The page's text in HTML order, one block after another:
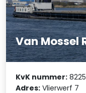
Van Mossel
KvK nummer:
Adres: Vlierwerf 7